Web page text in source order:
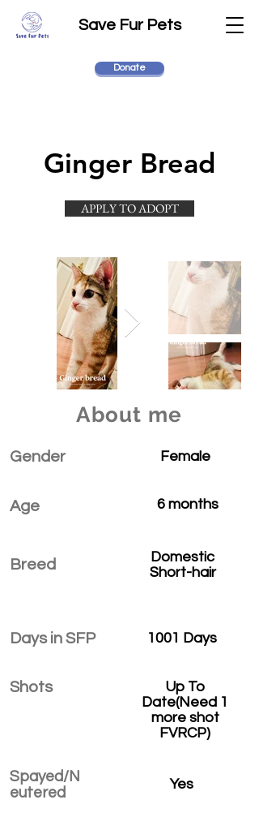
Save Fur Pets
Donate
Ginger Bread
APPLY TO ADOPT
About me
Gender
Age
Breed
Days in SFP
Shots
Spayed/N
eutered
Female
6 months
Domestic
Short-hair
1001 Days
Up To
Date(Need 1
more shot
FVRCP)
Yes